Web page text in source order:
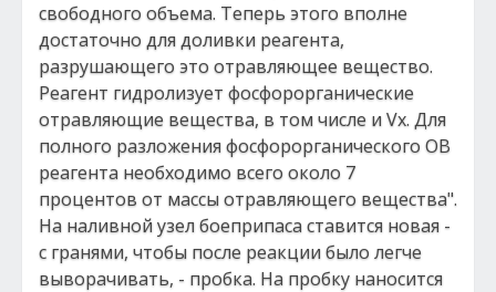
свободного объема. Теперь этого вполне
достаточно для доливки реагента,
разрушающего это отравляющее вещество.
Реагент гидролизует фосфорорганические
отравляющие вещества, в том числе и Vx. Для
полного разложения фосфорорганического ОВ
реагента необходимо всего около 7
процентов от массы отравляющего вещества".
На наливной узел боеприпаса ставится новая -
с гранями, чтобы после реакции было легче
выворачивать, - пробка. На пробку наносится